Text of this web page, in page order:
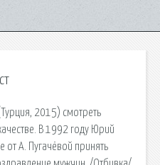
2015) смотреть
В 1992 году Юрий
от А. Пугачёвой принять